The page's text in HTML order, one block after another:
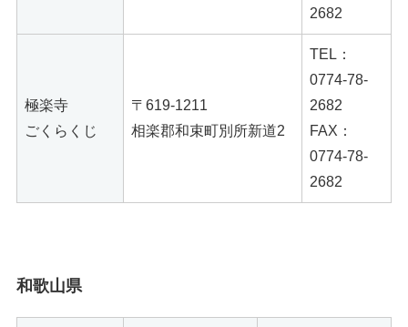
2682
極楽寺
ごくらくじ
〒619-1211
相楽郡和束町別所新道2
TEL：
0774-78-
2682
FAX：
0774-78-
2682
和歌山県